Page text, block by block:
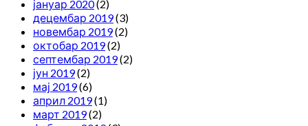
јануар 2020(2)
децембар 2019(3)
новембар 2019(2)
октобар 2019(2)
септембар 2019(2)
јун 2019(2)
мај 2019(6)
април 2019(1)
март 2019(2)